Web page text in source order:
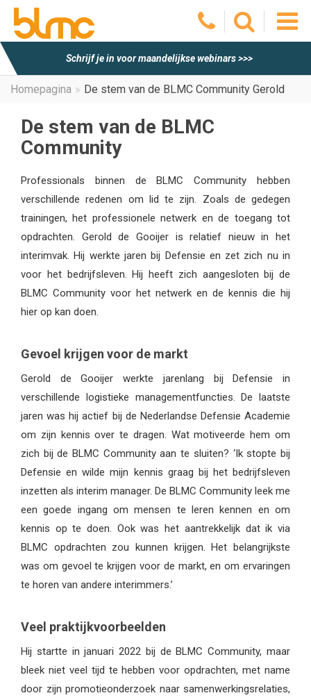
Schrijf je in voor maandelijkse webinars >>>
Homepagina De stem van de BLMC Community Gerold
De stem van de BLMC
Community
Professionals binnen de BLMC Community hebben
verschillende redenen om lid te zijn. Zoals de gedegen
trainingen, het professionele netwerk en de toegang tot
opdrachten. Gerold de Gooijer is relatief nieuw in het
interimvak. Hij werkte jaren bij Defensie en zet zich nu in
voor het bedrijfsleven. Hij heeft zich aangesloten bij de
BLMC Community voor het netwerk en de kennis die hij
hier op kan doen.
Gevoel krijgen voor de markt
Gerold de Gooijer werkte jarenlang bij Defensie in
verschillende logistieke managementfuncties. De laatste
jaren was hij actief bij de Nederlandse Defensie Academie
om zijn kennis over te dragen. Wat motiveerde hem om
zich bij de BLMC Community aan te sluiten? ‘Ik stopte bij
Defensie en wilde mijn kennis graag bij het bedrijfsleven
inzetten als interim manager. De BLMC Community leek me
een goede ingang om mensen te leren kennen en om
kennis op te doen. Ook was het aantrekkelijk dat ik via
BLMC opdrachten zou kunnen krijgen. Het belangrijkste
was om gevoel te krijgen voor de markt, en om ervaringen
te horen van andere interimmers.’
Veel praktijkvoorbeelden
Hij startte in januari 2022 bij de BLMC Community, maar
bleek niet veel tijd te hebben voor opdrachten, met name
door zijn promotieonderzoek naar samenwerkingsrelaties,